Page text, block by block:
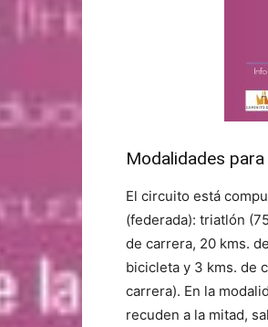
Modalidades
El circuito está
(federada): triatlón
de carrera, 20 kms.
bicicleta y 3 kms. de
carrera). En la
recuden a la mitad,